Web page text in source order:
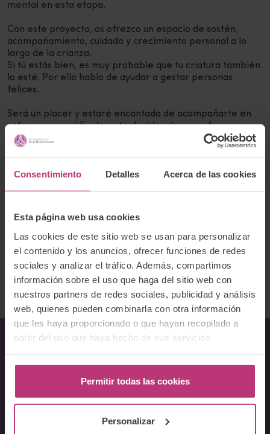
Consentimiento Detalles Acerca de las cookies
Esta página web usa cookies
Las cookies de este sitio web se usan para personalizar
el contenido y los anuncios, ofrecer funciones de redes
sociales y analizar el tráfico. Además, compartimos
información sobre el uso que haga del sitio web con
nuestros partners de redes sociales, publicidad y análisis
web, quienes pueden combinarla con otra información
que les haya proporcionado o que hayan recopilado a
partir del uso que haya hecho de sus servicios.
Permitir todas las cookies
Personalizar
mental en esta etapa.
Con este proyecto, os ofrezco un espacio de sostén,
acompañamiento, cuidado y crecimiento personal a lo
largo de la crianza.
Si tú estás bien, es muy probable que tu criatura también
lo esté. Por ello hablo de ayudar a gestar personas
felices.
Será un placer y estaré encantada de acompañarte en
este proceso, si finalmente decides dejarme formar
parte de tu historia.
Marina
Página web:http://www.marinaribaspsicologa.com/
Teléfono: 674526170
Volver al listado
Sobre Nosotros
Acerca del Instituto
Equipo
Docentes